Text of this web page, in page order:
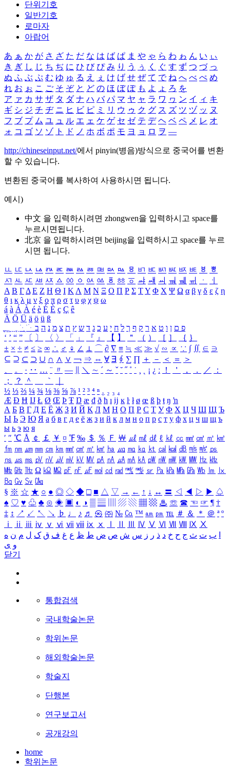
단위기호
일반기호
로마자
아랍어
あ ぁ か が さ ざ た だ な は ば ぱ ま や ゃ ら わ ゎ ん い ぃ
き ぎ し じ ち ぢ に ひ び ぴ み り う ぅ く ぐ す ず つ づ っ
ぬ ふ ぶ ぷ む ゆ ゅ る え ぇ け げ せ ぜ て で ね へ べ ぺ め
れ お ぉ こ ご そ ぞ と ど の ほ ぼ ぽ も よ ょ ろ を
ア ァ カ サ ザ タ ダ ナ ハ バ パ マ ヤ ャ ラ ワ ヮ ン イ ィ キ
ギ シ ジ チ ヂ ニ ヒ ビ ピ ミ リ ウ ゥ ク グ ス ズ ツ ヅ ッ ヌ
フ ブ プ ム ユ ュ ル エ ェ ケ ゲ セ ゼ テ デ ヘ ベ ペ メ レ オ
ォ コ ゴ ソ ゾ ト ド ノ ホ ボ ポ モ ヨ ョ ロ ヲ ―
http://chineseinput.net/에서 pinyin(병음)방식으로 중국어를 변환
할 수 있습니다.
변환된 중국어를 복사하여 사용하시면 됩니다.
예시)
中文 을 입력하시려면 zhongwen을 입력하시고 space를
누르시면됩니다.
北京 을 입력하시려면 beijing을 입력하시고 space를 누르
시면 됩니다.
ㅥ ㅦ ㅧ ㅨ ㅩ ㅪ ㅫ ㅬ ㅭ ㅮ ㅯ ㅰ ㅱ ㅲ ㅳ ㅴ ㅵ ㅶ ㅷ ㅸ
ㅹ
ㅺ ㅻ ㅼ ㅽ ㅾ ㅿ ㆀ ㆁ ㆂ ㆃ ㆄ ㆅ ㆆ ㆇ ㆈ ㆉ ㆊ ㆋ ㆌ ㆍ
ㆎ
Α Β ΓΔ Ε Ζ Η Θ Ι ΚΛ Μ Ν Ξ Ο Π Ρ Σ ΤΥ Φ Χ Ψ Ω α β γ δ ε ζ η
θ ι κ λ μ ν ξ ο π ρ σ τ υ φ χ ψ ω
á à Á À é è É È ç Ç ê
Ä Ö Ü ä ö ü ß
ִֶֹ ֻּ ׁׂ פ ם ן ו ט א ר ק ף ך ל ח י ע כ ג ד ש ץ ת צ מ נ ה ב
‘ ’ “ ” 〔 〕 〈 〉 「 」 『 』 【 】 ＂ （ ） ［ ］ ｛ ｝
± × ÷ ≠ ≤ ≥ ∞ ∴ ♂ ♀ ∠ ⊥ ⌒ ∂ ∇ ≡ ≒ ≪ ≫ √ ∽ ∝ ∵ ∫ ∬ ∈ ∋
⊆ ⊇ ⊂ ⊃ ∪ ∩ ∧ ∨ ￢ ⇒ ⇔ ∀ ∃ ∮ ∑ ∏ ＋ － ＜ ＝
＞
、
。 · ‥ … ¨ 〃 ― ＼ ∼ ´ ～ ˇ ˘ ˝ ˚ ˙ ¸ ¡ ¿ ː ！ ＇ ， ． ／
：
；
？ ＾ ｀
½ ⅓ ⅔ ¼ ¾ ⅛ ⅜ ⅝ ⅞ ¹ ² ³ ⁴ ⁿ ₁ ₂ ₃ ₄
Æ Ð Ħ Ĳ Ł Ø Œ Þ Ŧ Ŋ æ đ ð ħ ı ĳ ĸ ŀ ł ø œ ß þ ŧ ŋ ŉ
А Б В Г Д Е Ё Ж З И Й К Л М Н О П Р С Т У Ф Х Ц Ч Ш Щ Ъ
Ы Ь Э Ю Я а б в г д е ё ж з и й к л м н о п р с т у ф х ц ч ш щ ъ
ы ь э ю я
′ ″ ℃ Å ￠ ￡ ￥ ¤ ℉ ‰ ＄ ％ Ｆ ￦ ㎕ ㎖ ㎗ ℓ ㎘ ㏄ ㎣ ㎤ ㎥ ㎦
㎙ ㎚ ㎛ ㎜ ㎝ ㎞ ㎟ ㎠ ㎡ ㎢ ㏊ ㎍ ㎎ ㎏ ㏏ ㎈ ㎉ ㏈ ㎧ ㎨ ㎰
㎱ ㎲ ㎳ ㎴ ㎵ ㎶ ㎷ ㎸ ㎹ ㎀ ㎁ ㎂ ㎃ ㎄ ㎺ ㎻ ㎽ ㎾ ㎿ ㎐ ㎑
㎒ ㎓ ㎔ Ω ㏀ ㏁ ㎊ ㎋ ㎌ ㏖ ㏅ ㎭ ㎮ ㎯ ㏛ ㎩ ㎪ ㎫ ㎬ ㏝ ㏐
㏓
㏃ ㏉ ㏜ ㏆
§ ※ ☆ ★ ○ ● ◎ ◇ ◆ □ ■ △ ▽ → ← ↑ ↓ ↔ 〓 ◁ ◀ ▷ ▶ ♤
♠ ♡ ♥ ♧ ♣ ⊙ ◈ ▣ ◐ ◑ ▒ ▤ ▨ ▧ ▦ ▩ ♨ ☏ ☎ ☜ ☞ ¶ †
‡ ↕ ↗ ↙ ↖ ↘ ♭ ♩ ♪ ♬ ㉿ ㈜ № ㏇ ™ ㏂ ㏘ ℡ ＃ ＆ ＊ ＠ ª º
ⅰ
ⅱ ⅲ ⅳ ⅴ ⅵ ⅶ ⅷ ⅸ ⅹ Ⅳ Ⅴ Ⅵ Ⅶ Ⅷ Ⅸ Ⅹ
ب ت ث ج ح خ د ذ ر ز س ش ص ض ط ظ ع غ ف ق ک ل م ن ه
و ی
닫기
통합검색
국내학술논문
학위논문
해외학술논문
학술지
단행본
연구보고서
공개강의
home
학위논문